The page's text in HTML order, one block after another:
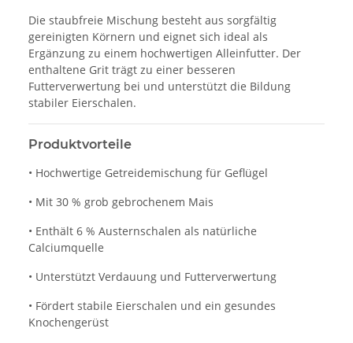
Die staubfreie Mischung besteht aus sorgfältig
gereinigten Körnern und eignet sich ideal als
Ergänzung zu einem hochwertigen Alleinfutter. Der
enthaltene Grit trägt zu einer besseren
Futterverwertung bei und unterstützt die Bildung
stabiler Eierschalen.
Produktvorteile
• Hochwertige Getreidemischung für Geflügel
• Mit 30 % grob gebrochenem Mais
• Enthält 6 % Austernschalen als natürliche
Calciumquelle
• Unterstützt Verdauung und Futterverwertung
• Fördert stabile Eierschalen und ein gesundes
Knochengerüst